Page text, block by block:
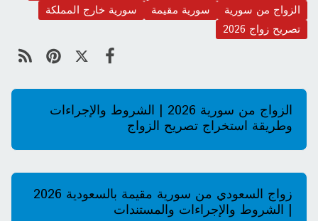
الزواج من سورية
سورية مقيمة
سورية خارج المملكة
تصريح زواج 2026
الزواج من سورية 2026 | الشروط والإجراءات
وطريقة استخراج تصريح الزواج
زواج السعودي من سورية مقيمة بالسعودية 2026
| الشروط والإجراءات والمستندات